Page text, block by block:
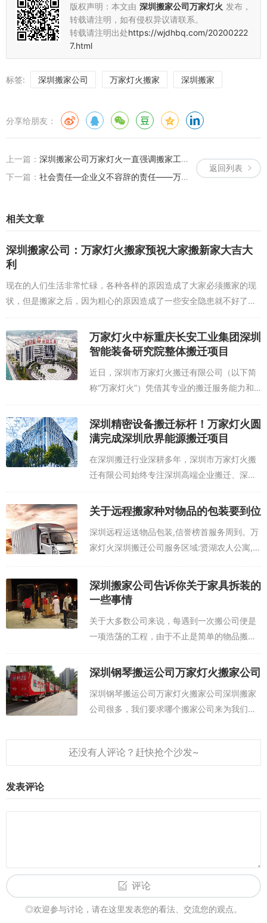
版权声明：本文由 深圳搬家公司万家灯火 发布，
转载请注明，如有侵权异议请联系。
转载请注明出处https://wjdhbq.com/20200222
7.html
标签: 深圳搬家公司 万家灯火搬家 深圳搬家
分享给朋友：
返回列表
上一篇： 深圳搬家公司万家灯火一直强调搬家工优势互补才能保证搬家顺利
下一篇： 社会责任—企业义不容辞的责任——万家灯火搬家公司为武汉新冠肺炎捐款
相关文章
深圳搬家公司：万家灯火搬家预祝大家搬新家大吉大
利
现在的人们生活非常忙碌，各种各样的原因造成了大家必须搬家的现
状，但是搬家之后，因为粗心的原因造成了一些安全隐患就不好了，
可是就是因为搬家惹出来一些麻烦问题，比如最后东西丢失，可碰坏
了，或者时间上没有沟...万家灯火中标重庆长安工业集团深圳
智能装备研究院整体搬迁项目
近日，深圳市万家灯火搬迁有限公司（以下简
称“万家灯火”）凭借其专业的搬迁服务能力和
丰富的行业经验，成功中标重庆长安工业集团
深圳智能装备研究院的整体搬迁项目。此次中
标不仅彰显了万家灯火在总部搬迁领域的专...
深圳精密设备搬迁标杆！万家灯火圆
满完成深圳欣界能源搬迁项目
在深圳搬迁行业深耕多年，深圳市万家灯火搬
迁有限公司始终专注深圳高端企业搬迁、深圳
精密设备搬迁领域，以专业高效、安全省心的
深圳搬迁服务品质，成为深圳企事业单位搬迁
捷...
关于远程搬家种对物品的包装要到位
深圳远程运送物品包装,信誉榜首服务周到。万
家灯火深圳搬迁公司服务区域:贤湖农人公寓,行
园,美好景苑,永外正街电力科学研究院宿舍,钟
鼓楼街,美好时光,永外正街...
深圳搬家公司告诉你关于家具拆装的
一些事情
关于大多数公司来说，每遇到一次搬公司便是
一项浩荡的工程，由于不止是简单的物品搬
家，资料拾掇，更多的便是遇到公司大型的一
些家具拆装，招致搬家无法顺利停止，搬家作
专...
深圳钢琴搬运公司万家灯火搬家公司
深圳钢琴搬运公司万家灯火搬家公司深圳搬家
公司很多，我们要求哪个搬家公司来为我们服
较娇贵的东西，一个小的磕碰就可能导致内部
或外部的损伤，有的时候会导致音准不准，
发表评论
评论
◎欢迎参与讨论，请在这里发表您的看法、交流您的观点。